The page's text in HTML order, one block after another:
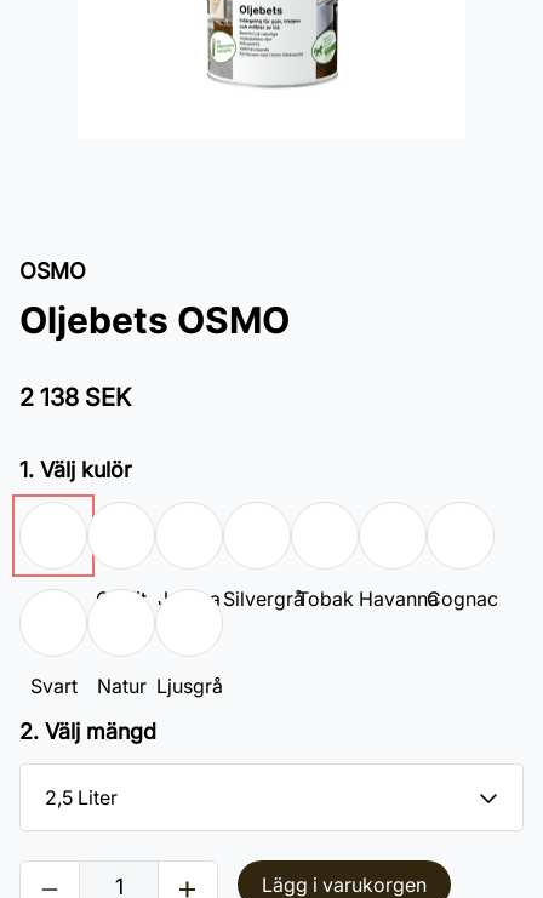
OSMO
Oljebets OSMO
2 138 SEK
1. Välj kulör
Vit Grafit Jatoba SilvergråTobak HavannaCognac
Svart Natur Ljusgrå
2. Välj mängd
Lägg i varukorgen